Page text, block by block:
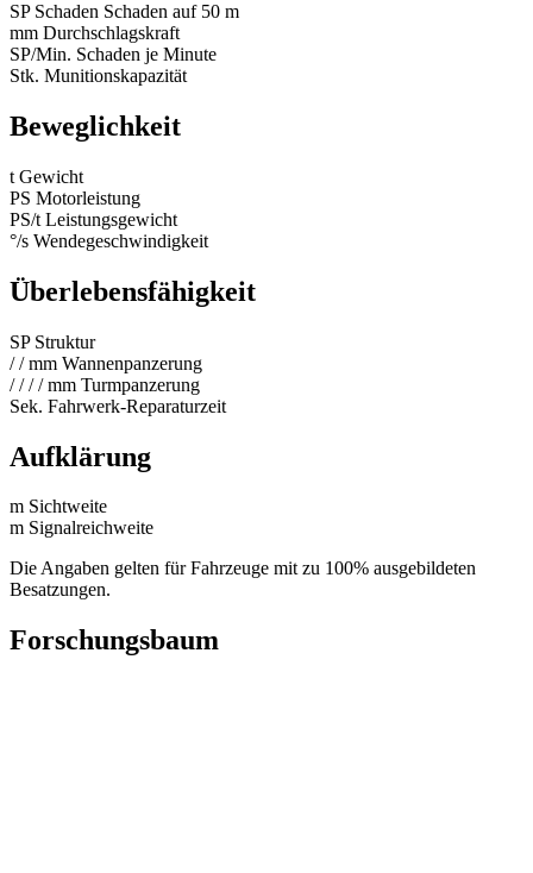
SP Schaden Schaden auf 50 m
mm Durchschlagskraft
SP/Min. Schaden je Minute
Stk. Munitionskapazität
Beweglichkeit
t Gewicht
PS Motorleistung
PS/t Leistungsgewicht
°/s Wendegeschwindigkeit
Überlebensfähigkeit
SP Struktur
//mm Wannenpanzerung
////mm Turmpanzerung
Sek. Fahrwerk-Reparaturzeit
Aufklärung
m Sichtweite
m Signalreichweite
Die Angaben gelten für Fahrzeuge mit zu 100% ausgebildeten
Besatzungen.
Forschungsbaum